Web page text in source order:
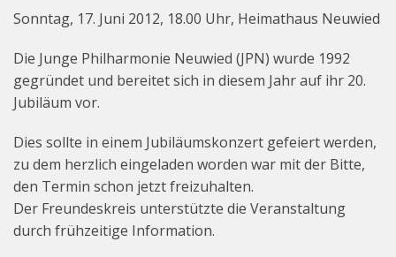
Veranstaltungen – Termine
Vorstand
Sonntag, 17. Juni 2012, 18.00 Uhr, Heimathaus Neuwied
Die Junge Philharmonie Neuwied (JPN) wurde 1992
gegründet und bereitet sich in diesem Jahr auf ihr 20.
Jubiläum vor.
Dies sollte in einem Jubiläumskonzert gefeiert werden,
zu dem herzlich eingeladen worden war mit der Bitte,
den Termin schon jetzt freizuhalten.
Der Freundeskreis unterstützte die Veranstaltung
durch frühzeitige Information.